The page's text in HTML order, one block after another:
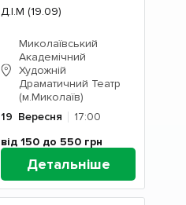
Д.І.М (19.09)
Миколаївський
Академічний
Художній
Драматичний Театр
(м.Миколаїв)
19 Вересня
17:00
від 150 до 550 грн
Детальніше